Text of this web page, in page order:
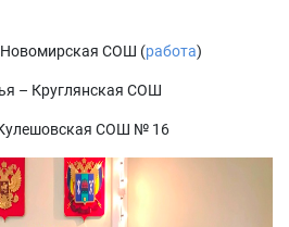
Новомирская СОШ (работа)
– Круглянская СОШ
СОШ № 16